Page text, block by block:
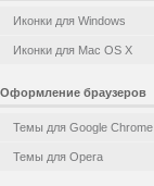
Иконки для Windows
Иконки для Mac OS X
Оформление браузеров
Темы для Google Chrome
Темы для Opera